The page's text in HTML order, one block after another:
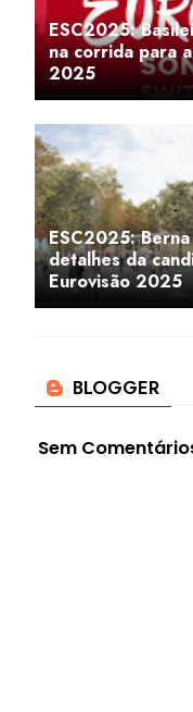
ESC2025:
na corrida para
2025
ESC2025:
detalhes da
Eurovisão 2025
Sem